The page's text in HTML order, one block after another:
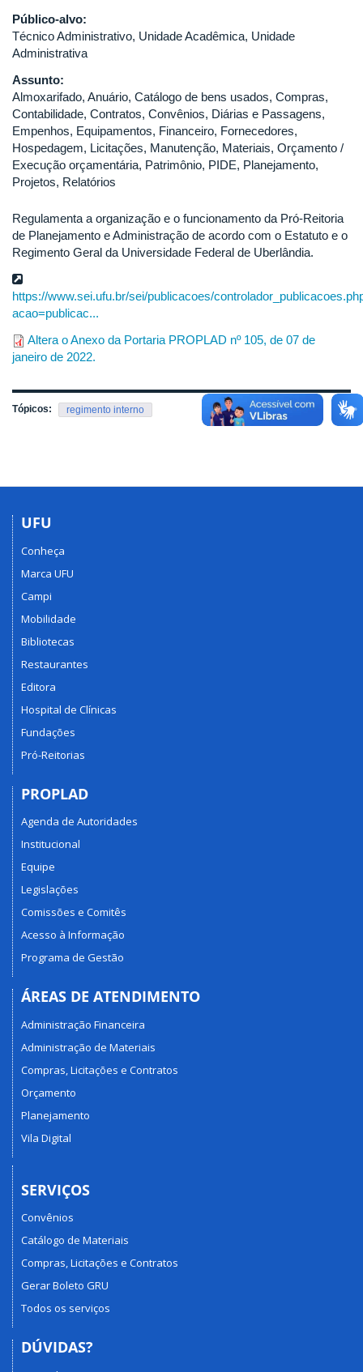
Público-alvo:
Técnico Administrativo, Unidade Acadêmica, Unidade
Administrativa
Assunto:
Almoxarifado, Anuário, Catálogo de bens usados, Compras,
Contabilidade, Contratos, Convênios, Diárias e Passagens,
Empenhos, Equipamentos, Financeiro, Fornecedores,
Hospedagem, Licitações, Manutenção, Materiais, Orçamento /
Execução orçamentária, Patrimônio, PIDE, Planejamento,
Projetos, Relatórios
Regulamenta a organização e o funcionamento da Pró-Reitoria
de Planejamento e Administração de acordo com o Estatuto e o
Regimento Geral da Universidade Federal de Uberlândia.
https://www.sei.ufu.br/sei/publicacoes/
acao=publicac...
Altera o Anexo da Portaria PROPLAD nº 105, de 07 de
janeiro de 2022.
Tópicos: regimento interno
UFU
Conheça
Marca UFU
Campi
Mobilidade
Bibliotecas
Restaurantes
Editora
Hospital de Clínicas
Fundações
Pró-Reitorias
PROPLAD
Agenda de Autoridades
Institucional
Equipe
Legislações
Comissões e Comitês
Acesso à Informação
Programa de Gestão
ÁREAS DE ATENDIMENTO
Administração Financeira
Administração de Materiais
Compras, Licitações e Contratos
Orçamento
Planejamento
Vila Digital
SERVIÇOS
Convênios
Catálogo de Materiais
Compras, Licitações e Contratos
Gerar Boleto GRU
Todos os serviços
DÚVIDAS?